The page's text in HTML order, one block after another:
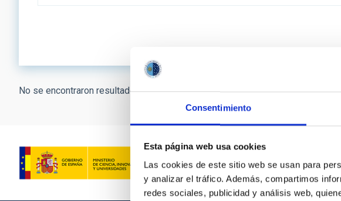
Consentimiento
Esta página web usa cookies
Las cookies de este sitio web se usan para
y analizar el tráfico. Además, compartimos
redes sociales, publicidad y análisis web,
No se encontraron resultados.